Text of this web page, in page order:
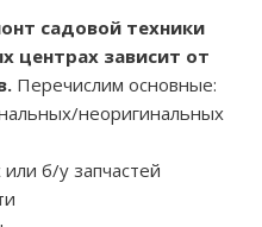
садовой техники
центрах зависит от
. Перечислим основные:
неоригинальных
б/у запчастей